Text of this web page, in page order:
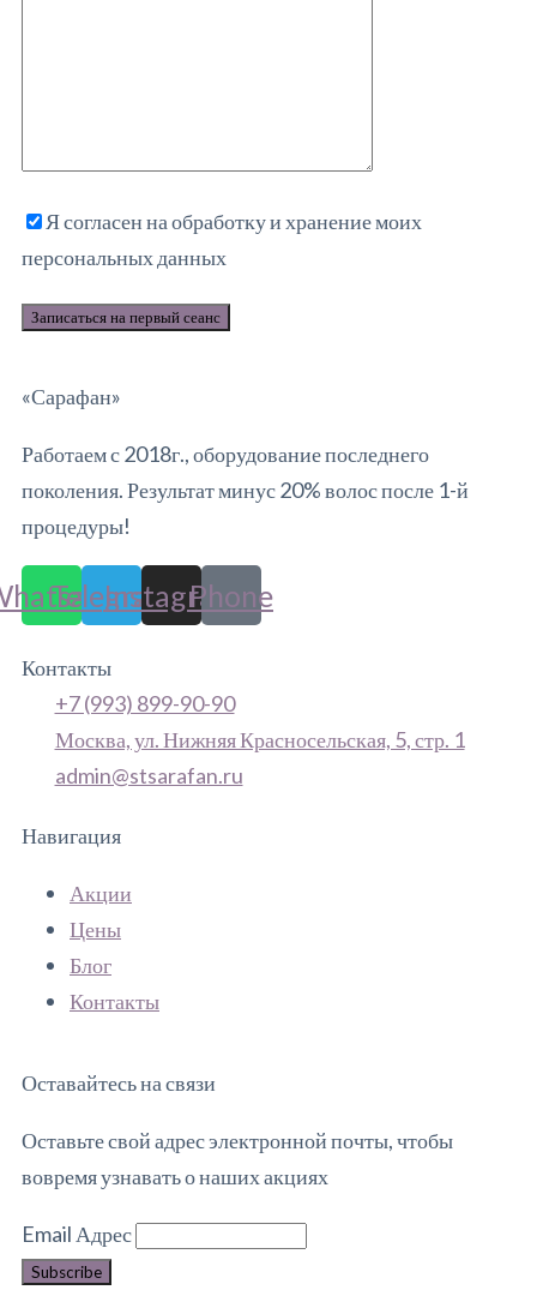
Я согласен на обработку и хранение моих
персональных данных
«Сарафан»
Работаем с 2018г., оборудование последнего
поколения. Результат минус 20% волос после 1-й
процедуры!
Telegram
Instagram
Phone
Контакты
+7 (993) 899-90-90
Москва, ул. Нижняя Красносельская, 5, стр. 1
admin@stsarafan.ru
Навигация
Акции
Цены
Блог
Контакты
Оставайтесь на связи
Оставьте свой адрес электронной почты, чтобы
вовремя узнавать о наших акциях
Email Адрес